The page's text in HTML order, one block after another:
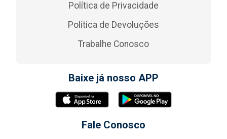
Política de Privacidade
Política de Devoluções
Trabalhe Conosco
Baixe já nosso APP
Fale Conosco